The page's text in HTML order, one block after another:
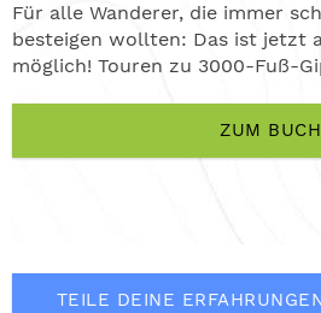
Für alle Wanderer, die immer
besteigen wollten: Das ist jetzt
möglich! Touren zu 3000-Fuß-
ZUM BUCH
TEILE DEINE